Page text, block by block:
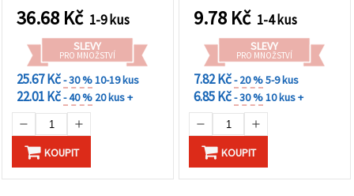
36.68 Kč 1-9 kus
SLEVY
PRO MNOŽSTVÍ
25.67 Kč- 30 %10-19 kus
22.01 Kč- 40 % 20 kus +
KOUPIT
tvoření
9.78 Kč 1-4 kus
SLEVY
PRO MNOŽSTVÍ
7.82 Kč- 20 %5-9 kus
6.85 Kč- 30 %10 kus +
KOUPIT